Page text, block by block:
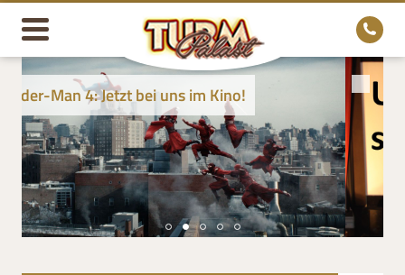
im Kino!